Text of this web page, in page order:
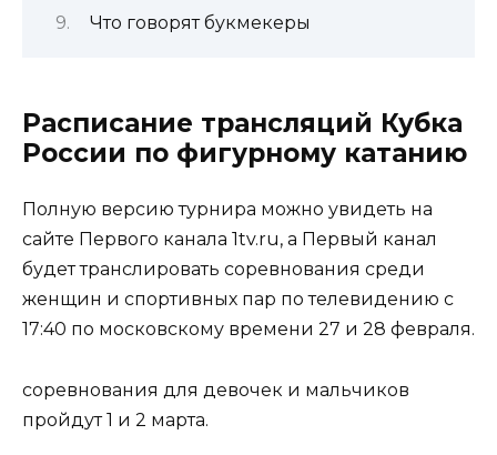
Что говорят букмекеры
Расписание трансляций Кубка
России по фигурному катанию
Полную версию турнира можно увидеть на
сайте Первого канала 1tv.ru, а Первый канал
будет транслировать соревнования среди
женщин и спортивных пар по телевидению с
17:40 по московскому времени 27 и 28 февраля.
соревнования для девочек и мальчиков
пройдут 1 и 2 марта.